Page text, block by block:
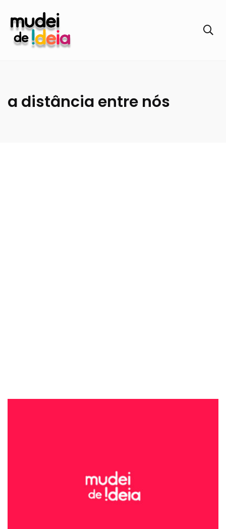
a distância entre nós